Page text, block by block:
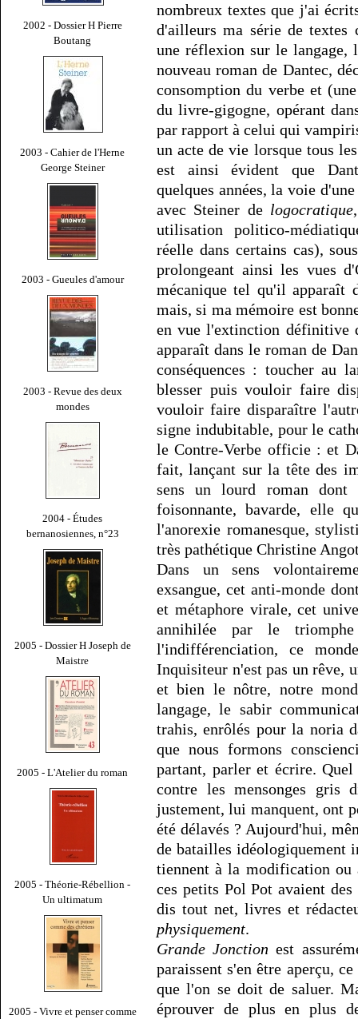
2002 - Dossier H Pierre
Boutang
2003 - Cahier de l'Herne
George Steiner
2003 - Gueules d'amour
2003 - Revue des deux
mondes
2004 - Études
bernanosiennes, n°23
2005 - Dossier H Joseph de
Maistre
2005 - L'Atelier du roman
2005 - Théorie-Rébellion -
Un ultimatum
2005 - Vivre et penser comme
nombreux textes que j'ai
d'ailleurs ma série de textes
une réflexion sur le langage,
nouveau roman de Dantec,
consomption du verbe et
du livre-gigogne, opérant
par rapport à celui qui
un acte de vie lorsque tous
est ainsi évident que
quelques années, la voie
avec Steiner de logocratique
utilisation politico-
réelle dans certains cas),
prolongeant ainsi les vues
mécanique tel qu'il apparaît
mais, si ma mémoire est
en vue l'extinction définitive
apparaît dans le roman de
conséquences : toucher au
blesser puis vouloir faire
vouloir faire disparaître
signe indubitable, pour le
le Contre-Verbe officie : et
fait, lançant sur la tête des
sens un lourd roman dont
foisonnante, bavarde, elle
l'anorexie romanesque,
très pathétique Christine
Dans un sens
exsangue, cet anti-monde
et métaphore virale, cet
annihilée par le
l'indifférenciation, ce
Inquisiteur n'est pas un rêve,
et bien le nôtre, notre
langage, le sabir
trahis, enrôlés pour la noria
que nous formons
partant, parler et écrire.
contre les mensonges gris
justement, lui manquent, ont
été délavés ? Aujourd'hui,
de batailles idéologiquement
tiennent à la modification
ces petits Pol Pot avaient
dis tout net, livres et
physiquement.
Grande Jonction est
paraissent s'en être aperçu,
que l'on se doit de saluer.
éprouver de plus en plus